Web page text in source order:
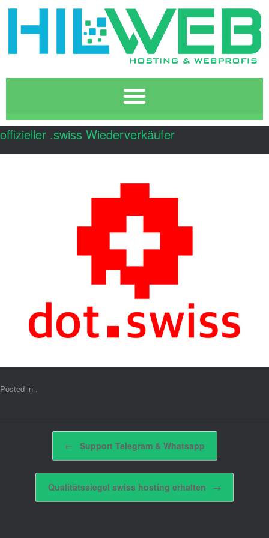
offizieller .swiss Wiederverkäufer
Posted in .
Post navigation
← Support Telegram & Whatsapp
Qualitätssiegel swiss hosting erhalten →